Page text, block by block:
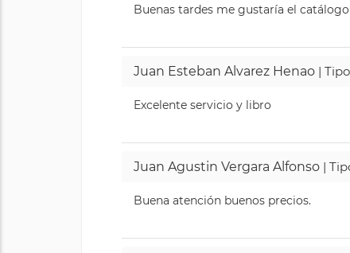
Buenas tardes me gustaría el
Juan Esteban Alvarez Henao |
Excelente servicio y libro
Juan Agustin Vergara Alfonso |
Buena atención buenos precios.